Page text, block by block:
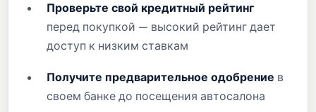
Проверьте свой кредитный рейтинг
перед покупкой — высокий рейтинг дает
доступ к низким ставкам
Получите предварительное одобрение в
своем банке до посещения автосалона